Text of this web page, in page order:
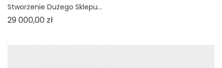
Stworzenie Dużego Sklepu...
29 000,00 złCena